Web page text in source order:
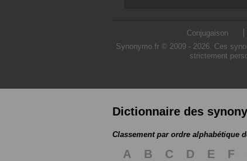
Conjugaison
Synonymo.fr © 2009 - 2026. Ces
strictement
Dictionnaire des
Classement par ordre alphabétique
A B C D E F